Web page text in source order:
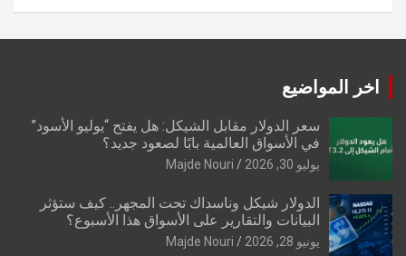
اخر المواضيع
سعر الدولار مقابل الشيكل: هل يفتح “يوليو الأسود”
في الأسواق العالمية بابًا لصعود جديد؟
يوليو 30, 2026 Majde Nouri
الدولار شيكل وناسداك تحت المجهر.. كيف ستؤثر
البيانات والتقارير على الأسواق هذا الأسبوع؟
يونيو 28, 2026 Majde Nouri